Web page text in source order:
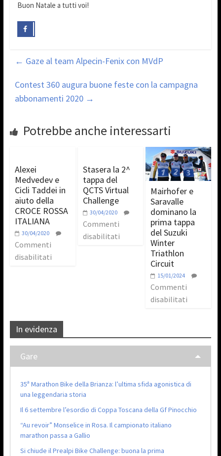
Buon Natale a tutti voi!
← Gaze al team Alpecin-Fenix con MVdP
Contest 360 augura buone feste con la campagna
abbonamenti 2020 →
Potrebbe anche interessarti
Alexei
Medvedev e
Cicli Taddei in
aiuto della
CROCE ROSSA
ITALIANA
30/04/2020
Commenti
disabilitati
Stasera la 2^
tappa del
QCTS Virtual
Challenge
30/04/2020
Commenti
disabilitati
Mairhofer e
Saravalle
dominano la
prima tappa
del Suzuki
Winter
Triathlon
Circuit
15/01/2024
Commenti
disabilitati
In evidenza
Gare
35ª Marathon Bike della Brianza: l’ultima sfida agonistica di
una leggendaria storia
Il 6 settembre l’esordio di Coppa Toscana della Gf Pinocchio
“Au revoir” Monselice in Rosa. Il campionato italiano
marathon passa a Gallio
Si chiude il Prealpi Bike Challenge: buona la prima